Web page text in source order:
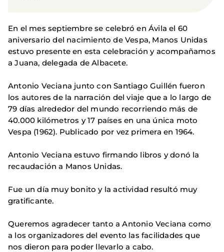
En el mes septiembre se celebró en Ávila el 60
aniversario del nacimiento de Vespa, Manos Unidas
estuvo presente en esta celebración y acompañamos
a Juana, delegada de Albacete.
Antonio Veciana junto con Santiago Guillén fueron
los autores de la narración del viaje que a lo largo de
79 días alrededor del mundo recorriendo más de
40.000 kilómetros y 17 países en una única moto
Vespa (1962). Publicado por vez primera en 1964.
Antonio Veciana estuvo firmando libros y donó la
recaudación a Manos Unidas.
Fue un día muy bonito y la actividad resultó muy
gratificante.
Queremos agradecer tanto a Antonio Veciana como
a los organizadores del evento las facilidades que
nos dieron para poder llevarlo a cabo.